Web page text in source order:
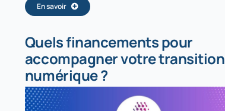
En savoir
Quels financements pour
accompagner votre transition
numérique ?